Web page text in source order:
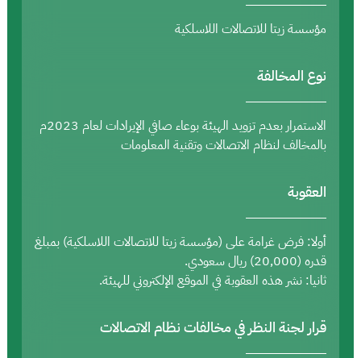
مؤسسة زيتا للاتصالات اللاسلكية
نوع المخالفة
الاستمرار بعدم تزويد الهيئة بوعاء صافي الإيرادات لعام 2023م
بالمخالف لنظام الاتصالات وتقنية المعلومات
العقوبة
أولا: فرض غرامة على (مؤسسة زيتا للاتصالات اللاسلكية) بمبلغ
قدره (20,000) ريال سعودي.
ثانيا: نشر هذه العقوبة في الموقع الإلكتروني للهيئة.
قرار لجنة النظر في مخالفات نظام الاتصالات